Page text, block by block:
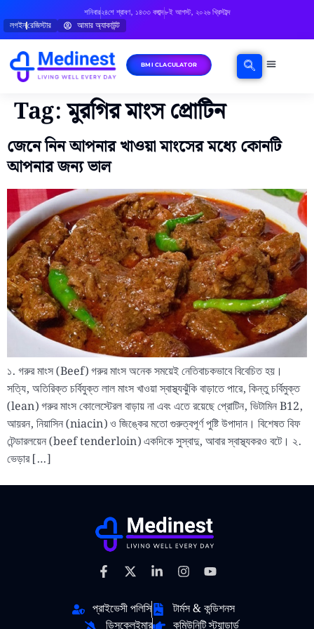
শনিবার২৪শে শ্রাবণ, ১৪৩৩ বঙ্গাব্দ৮ই আগস্ট, ২০২৬ খ্রিস্টাব্দ
লগইনরেজিস্টার আমার অ্যাকাউন্ট
BMI CLACULATOR
Tag:মুরগির মাংস প্রোটিন
জেনে নিন আপনার খাওয়া মাংসের মধ্যে কোনটি
আপনার জন্য ভাল
১. গরুর মাংস (Beef) গরুর মাংস অনেক সময়েই নেতিবাচকভাবে বিবেচিত হয়।
সত্যি, অতিরিক্ত চর্বিযুক্ত লাল মাংস খাওয়া স্বাস্থ্যঝুঁকি বাড়াতে পারে, কিন্তু চর্বিমুক্ত
(lean) গরুর মাংস কোলেস্টেরল বাড়ায় না এবং এতে রয়েছে প্রোটিন, ভিটামিন B12,
আয়রন, নিয়াসিন (niacin) ও জিঙ্কের মতো গুরুত্বপূর্ণ পুষ্টি উপাদান। বিশেষত বিফ
টেন্ডারলয়েন (beef tenderloin) একদিকে সুস্বাদু, আবার স্বাস্থ্যকরও বটে। ২.
ভেড়ার […]
প্রাইভেসী পলিসি
টার্মস & কন্ডিশনস